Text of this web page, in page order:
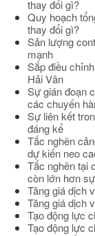
thay đổi gì?
Quy hoạch
thay đổi gì?
Sản lượng
mạnh
Sắp điều
Hải Vân
Sự gián đoạn
các chuyến
Sự liên kết
đáng kể
Tắc nghẽn
dự kiến neo
Tắc nghẽn tại
còn lớn hơn
Tăng giá dịch
Tăng giá dịch
Tạo động lực
Tạo động lực